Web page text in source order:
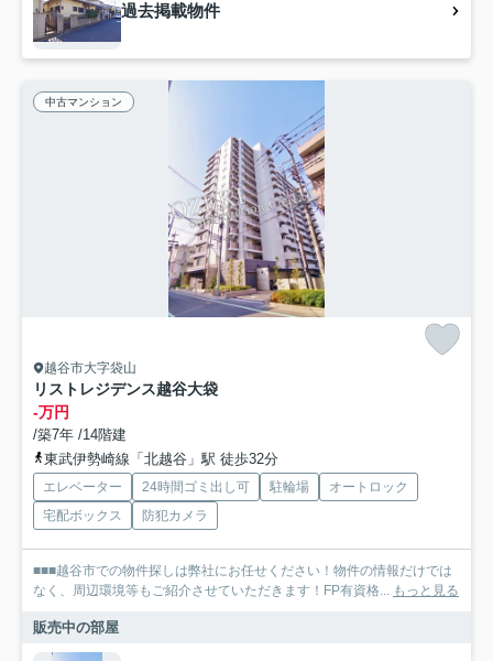
過去掲載物件
中古マンション
越谷市大字袋山
リストレジデンス越谷大袋
-万円
/築7年 /14階建
東武伊勢崎線「北越谷」駅 徒歩32分
エレベーター 24時間ゴミ出し可 駐輪場
オートロック
宅配ボックス
防犯カメラ
■■■越谷市での物件探しは弊社にお任せください！物件の情報だけでは
なく、周辺環境等もご紹介させていただきます！FP有資格... もっと見る
販売中の部屋